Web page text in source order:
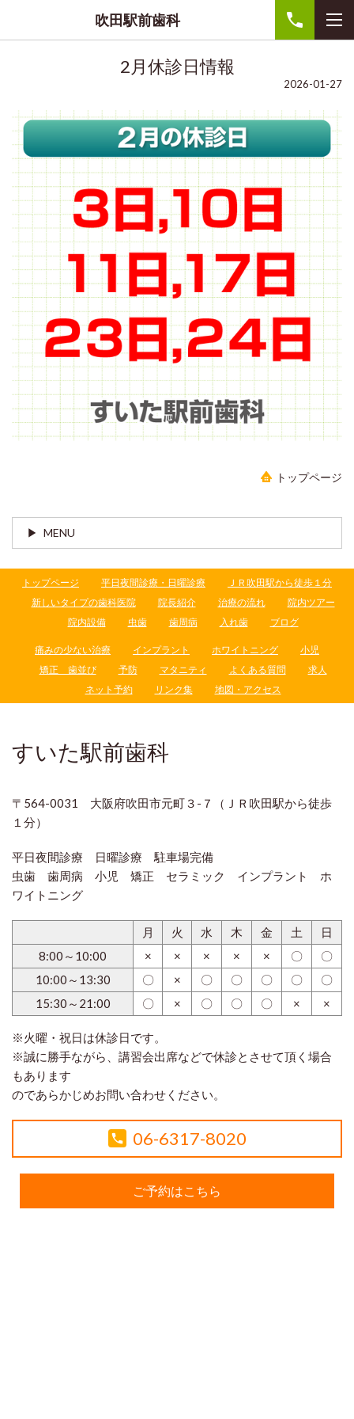
吹田駅前歯科
2月休診日情報
2026-01-27
トップページ
MENU
トップページ 平日夜間診療・日曜診療
ＪＲ吹田駅から徒歩１分
新しいタイプの歯科医院
院長紹介 治療の流れ
院内ツアー
院内設備
虫歯 歯周病 入れ歯 ブログ
痛みの少ない治療 インプラント ホワイトニング
小児
矯正 歯並び
予防 マタニティ よくある質問
求人
ネット予約
リンク集 地図・アクセス
すいた駅前歯科
〒564-0031 大阪府吹田市元町３-７（ＪＲ吹田駅から徒歩
１分）
平日夜間診療 日曜診療 駐車場完備
虫歯 歯周病 小児 矯正 セラミック インプラント ホ
ワイトニング
月 火 水 木 金 土
日
8:00～10:00
× × × × × 〇
〇
10:00～13:30
〇 × 〇 〇 〇 〇
〇
15:30～21:00
〇 × 〇 〇 〇 × ×
※火曜・祝日は休診日です。
※誠に勝手ながら、講習会出席などで休診とさせて頂く場合
もあります
のであらかじめお問い合わせください。
06-6317-8020
ご予約はこちら